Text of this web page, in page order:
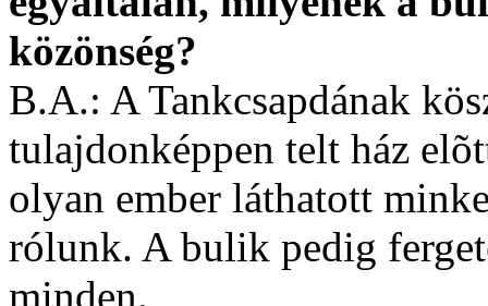
közönség?
B.A.: A Tankcsapdának
tulajdonképpen telt ház
olyan ember láthatott
rólunk. A bulik pedig
minden.